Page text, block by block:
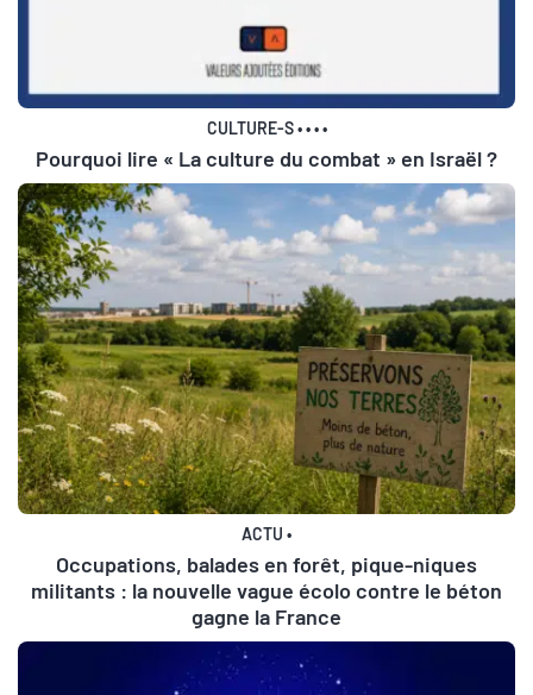
CULTURE-S••••
Pourquoi lire « La culture du combat » en Israël ?
ACTU •
Occupations, balades en forêt, pique-niques
militants : la nouvelle vague écolo contre le béton
gagne la France